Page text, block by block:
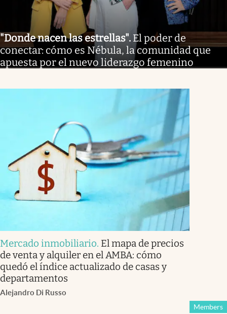
"Donde nacen las estrellas". El poder de
conectar: cómo es Nébula, la comunidad que
apuesta por el nuevo liderazgo femenino
Mercado inmobiliario. El mapa de precios
de venta y alquiler en el AMBA: cómo
quedó el índice actualizado de casas y
departamentos
Alejandro Di Russo
Members